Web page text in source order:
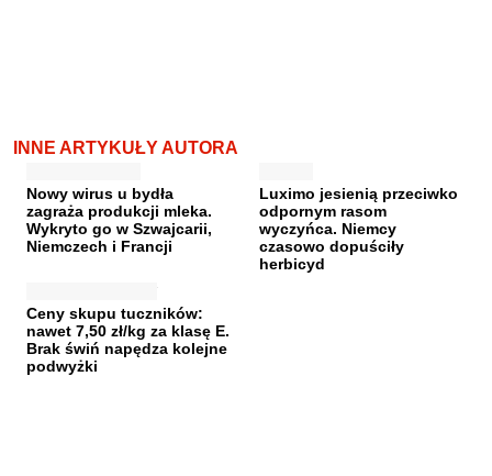
INNE ARTYKUŁY AUTORA
Nowy wirus u bydła
zagraża produkcji mleka.
Wykryto go w Szwajcarii,
Niemczech i Francji
Luximo jesienią przeciwko
odpornym rasom
wyczyńca. Niemcy
czasowo dopuściły
herbicyd
Ceny skupu tuczników:
nawet 7,50 zł/kg za klasę E.
Brak świń napędza kolejne
podwyżki